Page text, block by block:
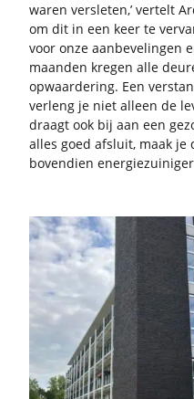
waren ver­sle­ten,’ ver­telt
om dit in een keer te
voor onze aan­be­ve­lin­gen
maan­den kre­gen alle
op­waar­de­ring. Een
ver­leng je niet al­leen de
draagt ook bij aan een
alles goed af­sluit, maak je
bo­ven­dien